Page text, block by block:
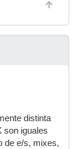
distinta
son iguales
de e/s, mixes,